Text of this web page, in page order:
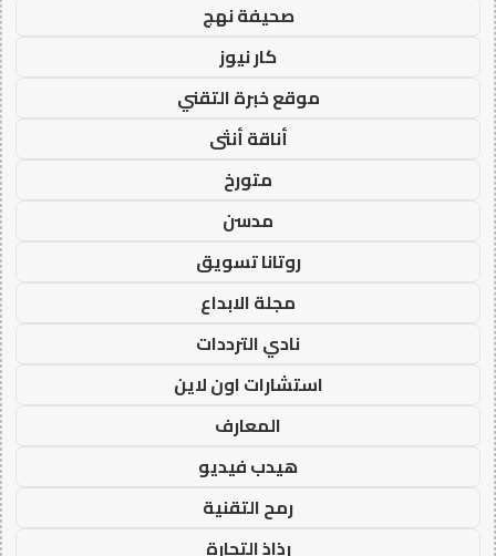
صحيفة نهج
كار نيوز
موقع خبرة التقني
أناقة أنثى
متورخ
مدسن
روتانا تسويق
مجلة الابداع
نادي الترددات
استشارات اون لاين
المعارف
هيدب فيديو
رمح التقنية
رذاذ التجارة